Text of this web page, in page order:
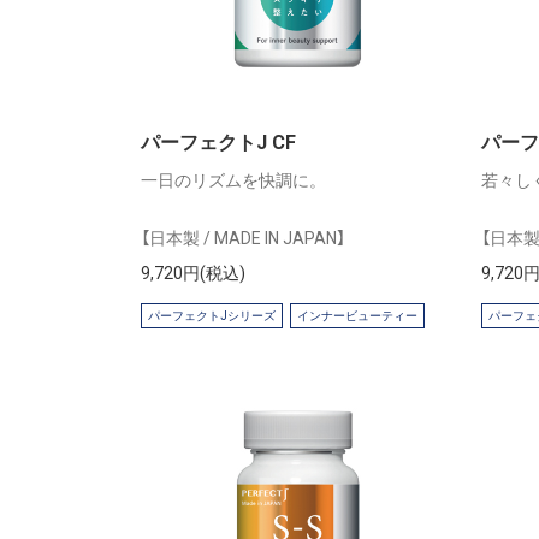
パーフェクトJ CF
一日のリズムを快調に。
【日本製 / MADE IN JAPAN】
9,720円(税込)
パーフェクトJシリーズ インナービューティー
パー
若々し
【日本
9,720
パーフ